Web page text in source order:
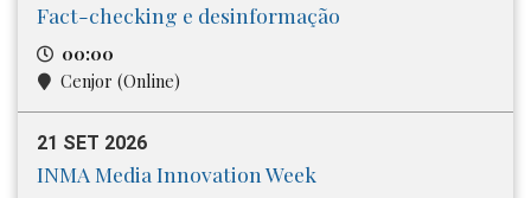
Fact-checking e desinformação
00:00
Cenjor (Online)
21 SET 2026
INMA Media Innovation Week